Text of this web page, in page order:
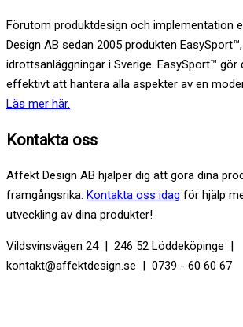
Förutom produktdesign och implementation
Design AB sedan 2005 produkten
idrottsanläggningar i Sverige. EasySport™ gör
effektivt att hantera alla aspekter av en
Läs mer här.
Kontakta oss
Affekt Design AB hjälper dig att göra dina
framgångsrika. Kontakta oss idag för hjälp
utveckling av dina produkter!
Vildsvinsvägen 24 | 246 52 Löddeköpinge |
kontakt@affektdesign.se | 0739 - 60 60 67